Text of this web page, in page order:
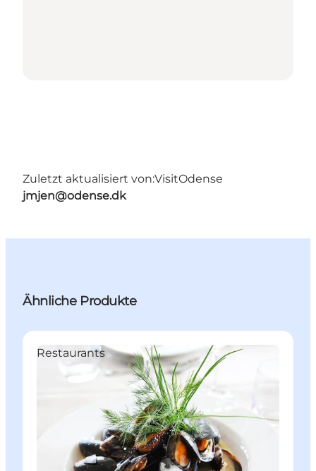
Zuletzt aktualisiert von:VisitOdense
jmjen@odense.dk
Ähnliche Produkte
Restaurants